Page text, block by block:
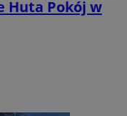
Huta Pokój w